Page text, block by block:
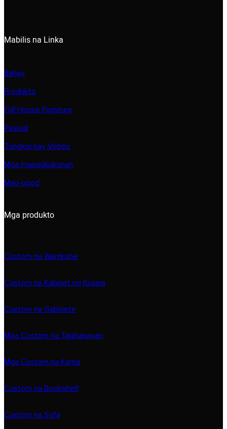
Mabilis na Linka
Bahay
Produkto
Full House Furniture
Pasisal
Tungkol kay Vebos
Mga mapagkukunan
Mag-ugod
Mga produkto
Custom na Wardrobe
Custom na Kabinet ng Kusina
Custom na Gabinete
Mga Custom na Talahanayan
Mga Custom na Kama
Custom na Bookshelf
Custom na Sofa